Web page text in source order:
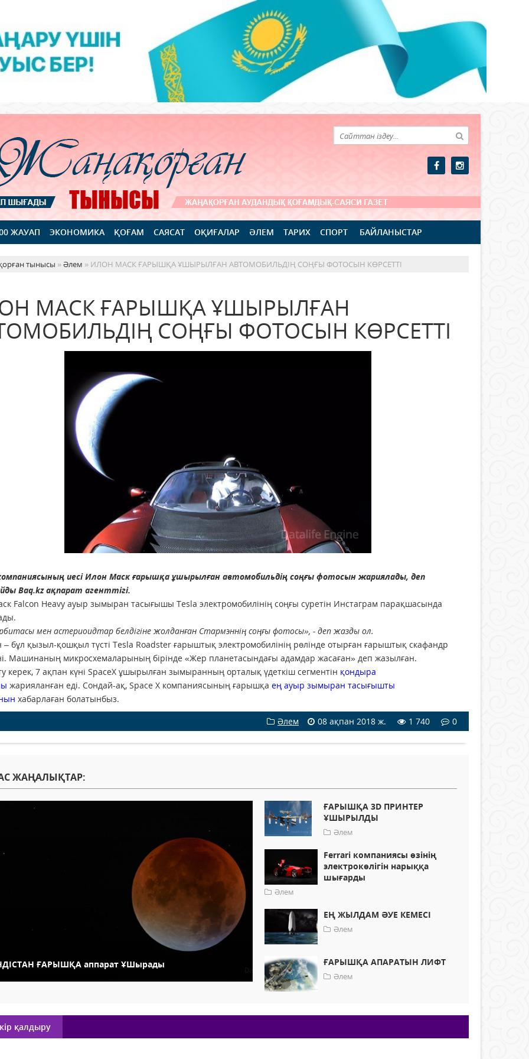
ЖАУАП ЭКОНОМИКА ҚОҒАМ САЯСАТ ОҚИҒАЛАР ӘЛЕМ ТАРИХ СПОРТ БАЙЛАНЫСТАР
тынысы »Әлем » ИЛОН МАСК ҒАРЫШҚА ҰШЫРЫЛҒАН АВТОМОБИЛЬДІҢ СОҢҒЫ ФОТОСЫН КӨРСЕТТІ
МАСК ҒАРЫШҚА ҰШЫРЫЛҒАН
СОҢҒЫ ФОТОСЫН КӨРСЕТТІ
иесі Илон Маск ғарышқа ұшырылған автомобильдің соңғы фотосын жариялады, деп
Baq.kz ақпарат агенттігі.
Falcon Heavy ауыр зымыран тасығышы Tesla электромобилінің соңғы суретін Инстаграм парақшасында
мен астериоидтар белдігіне жолданған Стармэннің соңғы фотосы», - деп жазды ол.
– бұл қызыл-қошқыл түсті Tesla Roadster ғарыштық электромобилінің рөлінде отырған ғарыштық скафандр
Машинаның микросхемаларының бірінде «Жер планетасындағы адамдар жасаған» деп жазылған.
керек, 7 ақпан күні SpaceX ұшырылған зымыранның орталық үдеткіш сегментін қондыра
жарияланған еді. Сондай-ақ, Space X компаниясының ғарышқа ең ауыр зымыран тасығышты
хабарлаған болатынбыз.
Әлем
08 ақпан 2018 ж. 1 740 0
ЖАҢАЛЫҚТАР:
ҒАРЫШҚА аппарат ҰШырады
ҒАРЫШҚА 3D ПРИНТЕР
ҰШЫРЫЛДЫ
Әлем
Ferrari компаниясы өзінің
электрокөлігін нарыққа
шығарды
Әлем
ЕҢ ЖЫЛДАМ ӘУЕ КЕМЕСІ
Әлем
ҒАРЫШҚА АПАРАТЫН ЛИФТ
Әлем
қалдыру